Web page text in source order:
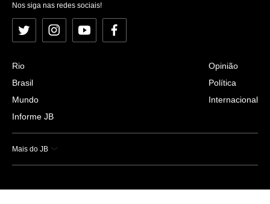
Nos siga nas redes sociais!
Twitter InstagramYouTubeFacebook
Rio
Brasil
Mundo
Informe JB
Opinião
Política
Internacional
Mais do JB
Esportes